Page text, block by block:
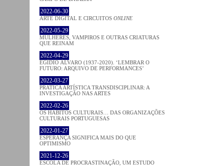
2022-06-30
ARTE DIGITAL E CIRCUITOS ONLINE
2022-05-29
MULHERES, VAMPIROS E OUTRAS CRIATURAS
QUE REINAM
2022-04-29
EGÍDIO ÁLVARO (1937-2020). ‘LEMBRAR O
FUTURO: ARQUIVO DE PERFORMANCES’
2022-03-27
PRATICA ARTÍSTICA TRANSDISCIPLINAR: A
INVESTIGAÇÃO NAS ARTES
2022-02-26
OS HÁBITOS CULTURAIS… DAS ORGANIZAÇÕES
CULTURAIS PORTUGUESAS
2022-01-27
ESPERANÇA SIGNIFICA MAIS DO QUE
OPTIMISMO
2021-12-26
ESCOLA DE PROCRASTINAÇÃO, UM ESTUDO